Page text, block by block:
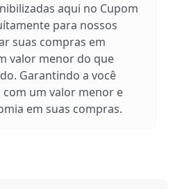
aqui no Cupom
para nossos
suas compras em
valor menor do que
Garantindo a você
um valor menor e
em suas compras.